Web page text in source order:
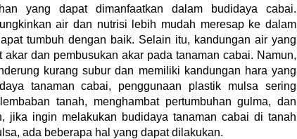
yang dapat dimanfaatkan dalam budidaya cabai.
air dan nutrisi lebih mudah meresap ke dalam
tumbuh dengan baik. Selain itu, kandungan air yang
dan pembusukan akar pada tanaman cabai. Namun,
kurang subur dan memiliki kandungan hara yang
tanaman cabai, penggunaan plastik mulsa sering
tanah, menghambat pertumbuhan gulma, dan
jika ingin melakukan budidaya tanaman cabai di tanah
ada beberapa hal yang dapat dilakukan.